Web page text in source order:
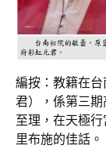
編按：教籍在
君），係第三期
至理，在天極
里布施的佳話。